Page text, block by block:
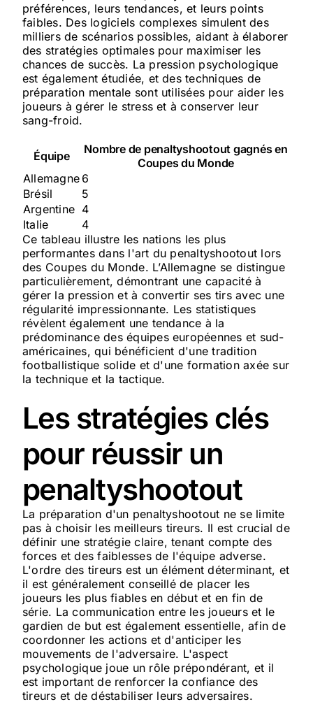
préférences, leurs tendances, et leurs points
faibles. Des logiciels complexes simulent des
milliers de scénarios possibles, aidant à élaborer
des stratégies optimales pour maximiser les
chances de succès. La pression psychologique
est également étudiée, et des techniques de
préparation mentale sont utilisées pour aider les
joueurs à gérer le stress et à conserver leur
sang-froid.
Équipe
Nombre de penaltyshootout gagnés en
Coupes du Monde
Allemagne 6
Brésil
5
Argentine 4
Italie
4
Ce tableau illustre les nations les plus
performantes dans l'art du penaltyshootout lors
des Coupes du Monde. L’Allemagne se distingue
particulièrement, démontrant une capacité à
gérer la pression et à convertir ses tirs avec une
régularité impressionnante. Les statistiques
révèlent également une tendance à la
prédominance des équipes européennes et sud-
américaines, qui bénéficient d'une tradition
footballistique solide et d'une formation axée sur
la technique et la tactique.
Les stratégies clés
pour réussir un
penaltyshootout
La préparation d'un penaltyshootout ne se limite
pas à choisir les meilleurs tireurs. Il est crucial de
définir une stratégie claire, tenant compte des
forces et des faiblesses de l'équipe adverse.
L'ordre des tireurs est un élément déterminant, et
il est généralement conseillé de placer les
joueurs les plus fiables en début et en fin de
série. La communication entre les joueurs et le
gardien de but est également essentielle, afin de
coordonner les actions et d'anticiper les
mouvements de l'adversaire. L'aspect
psychologique joue un rôle prépondérant, et il
est important de renforcer la confiance des
tireurs et de déstabiliser leurs adversaires.